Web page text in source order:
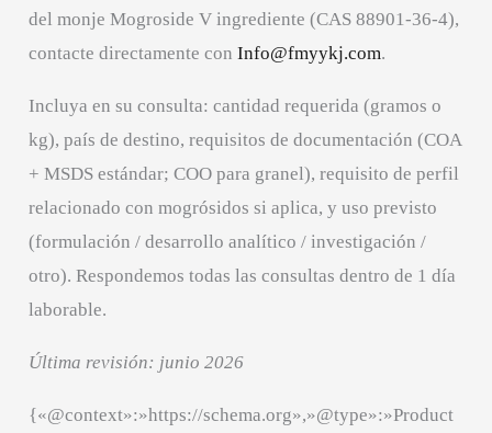
del monje Mogroside V ingrediente (CAS 88901-36-4),
contacte directamente conInfo@fmyykj.com.
Incluya en su consulta: cantidad requerida (gramos o
kg), país de destino, requisitos de documentación (COA
+ MSDS estándar; COO para granel), requisito de perfil
relacionado con mogrósidos si aplica, y uso previsto
(formulación / desarrollo analítico / investigación /
otro). Respondemos todas las consultas dentro de 1 día
laborable.
Última revisión: junio 2026
{«@context»:»https://schema.org»,»@type»:»Product